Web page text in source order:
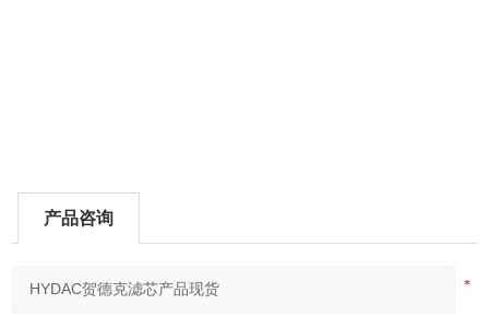
产品咨询